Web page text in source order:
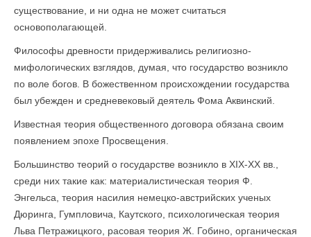
существование, и ни одна не может считаться
основополагающей.
Философы древности придерживались религиозно-
мифологических взглядов, думая, что государство возникло
по воле богов. В божественном происхождении государства
был убежден и средневековый деятель Фома Аквинский.
Известная теория общественного договора обязана своим
появлением эпохе Просвещения.
Большинство теорий о государстве возникло в ХIX-XX вв.,
среди них такие как: материалистическая теория Ф.
Энгельса, теория насилия немецко-австрийских ученых
Дюринга, Гумпловича, Каутского, психологическая теория
Льва Петражицкого, расовая теория Ж. Гобино, органическая